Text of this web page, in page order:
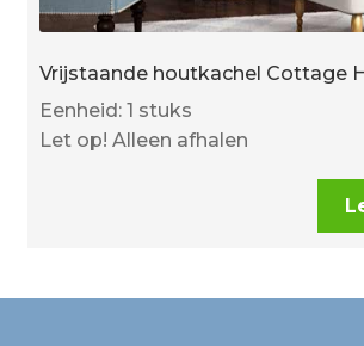
Vrijstaande houtkachel Cottage
Eenheid: 1 stuks
Let op! Alleen afhalen